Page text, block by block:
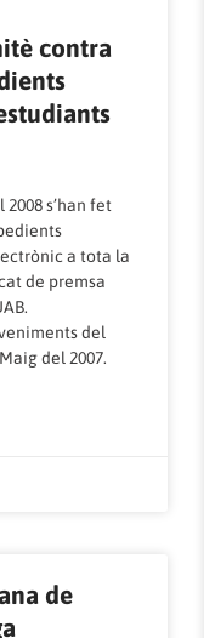
contra
s’han fet
a tota la
de premsa
del
del 2007.
de